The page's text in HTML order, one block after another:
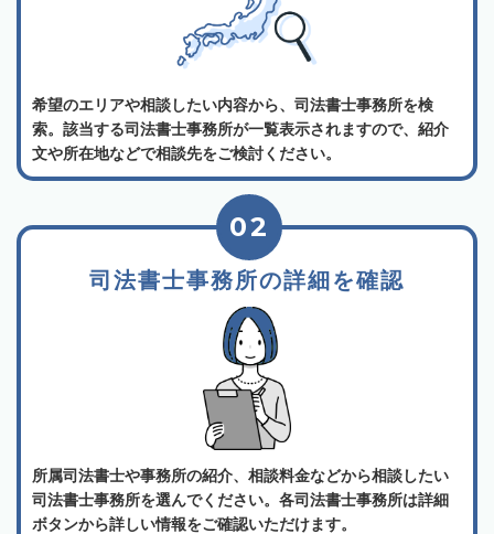
希望のエリアや相談したい内容から、司法書士事務所を検
索。該当する司法書士事務所が一覧表示されますので、紹介
文や所在地などで相談先をご検討ください。
司法書士事務所の詳細を確認
02
所属司法書士や事務所の紹介、相談料金などから相談したい
司法書士事務所を選んでください。各司法書士事務所は詳細
ボタンから詳しい情報をご確認いただけます。